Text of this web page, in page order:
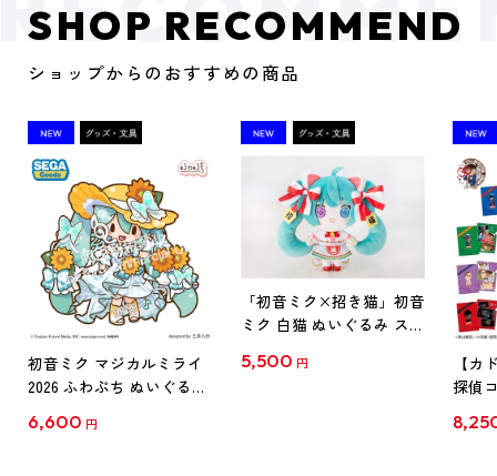
SHOP RECOMMEND
ショップからのおすすめの商品
初音ミク マジカルミライ
2026 ふわぷち ぬいぐるみ
6,600 円
「初音ミク×招き猫」初音
ミク 白猫 ぬいぐるみ スタ
5,500 円
【カ
探偵
クリ